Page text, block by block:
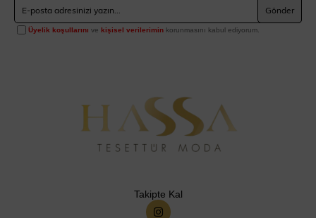
Gönder
Üyelik koşullarını ve kişisel verilerimin korunmasını kabul ediyorum.
Takipte Kal